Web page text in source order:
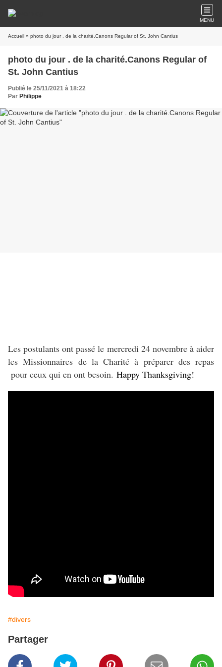
MENU
Accueil » photo du jour . de la charité.Canons Regular of St. John Cantius
photo du jour . de la charité.Canons Regular of
St. John Cantius
Publié le 25/11/2021 à 18:22
Par Philippe
Les postulants ont passé le mercredi 24 novembre à aider
les Missionnaires de la Charité à préparer des repas
pour ceux qui en ont besoin. Happy Thanksgiving!
#divers
Partager